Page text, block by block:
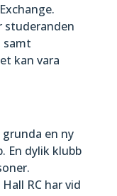
studeranden
samt
kan vara
en ny
En dylik klubb
RC har vid